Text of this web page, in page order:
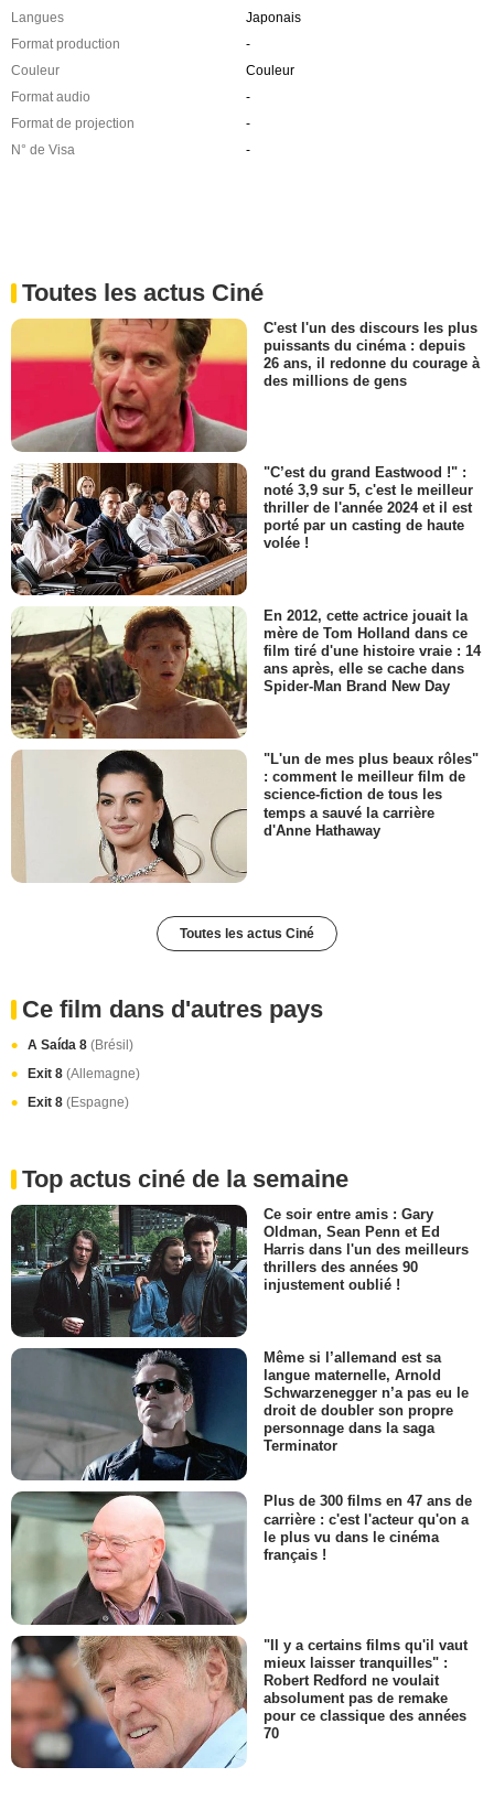
Langues
Japonais
Format production
-
Couleur
Couleur
Format audio
-
Format de projection
-
N° de Visa
-
Toutes les actus Ciné
C'est l'un des discours les plus
puissants du cinéma : depuis
26 ans, il redonne du courage à
des millions de gens
"C’est du grand Eastwood !" :
noté 3,9 sur 5, c'est le meilleur
thriller de l'année 2024 et il est
porté par un casting de haute
volée !
En 2012, cette actrice jouait la
mère de Tom Holland dans ce
film tiré d'une histoire vraie : 14
ans après, elle se cache dans
Spider-Man Brand New Day
"L'un de mes plus beaux rôles"
: comment le meilleur film de
science-fiction de tous les
temps a sauvé la carrière
d'Anne Hathaway
Toutes les actus Ciné
Ce film dans d'autres pays
A Saída 8 (Brésil)
Exit 8 (Allemagne)
Exit 8 (Espagne)
Top actus ciné de la semaine
Ce soir entre amis : Gary
Oldman, Sean Penn et Ed
Harris dans l'un des meilleurs
thrillers des années 90
injustement oublié !
Même si l’allemand est sa
langue maternelle, Arnold
Schwarzenegger n’a pas eu le
droit de doubler son propre
personnage dans la saga
Terminator
Plus de 300 films en 47 ans de
carrière : c'est l'acteur qu'on a
le plus vu dans le cinéma
français !
"Il y a certains films qu'il vaut
mieux laisser tranquilles" :
Robert Redford ne voulait
absolument pas de remake
pour ce classique des années
70